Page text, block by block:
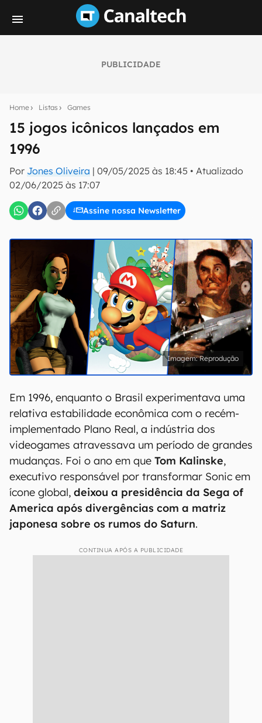
PUBLICIDADE
Home Listas Games
15 jogos icônicos lançados em
1996
Por Jones Oliveira | 09/05/2025 às 18:45 • Atualizado
02/06/2025 às 17:07
Assine nossa Newsletter
notícias e reviews sobre tecnologia em primeira
mão.
E-mail
Uso e Política de Privacidade do Canaltech.
Reprodução
Em 1996, enquanto o Brasil experimentava uma
relativa estabilidade econômica com o recém-
implementado Plano Real, a indústria dos
videogames atravessava um período de grandes
mudanças. Foi o ano em que Tom Kalinske,
executivo responsável por transformar Sonic em
ícone global, deixou a presidência da Sega of
America após divergências com a matriz
japonesa sobre os rumos do Saturn.
CONTINUA APÓS A PUBLICIDADE